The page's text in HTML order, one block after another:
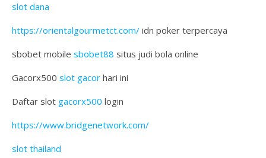
slot dana
https://orientalgourmetct.com/ idn poker terpercaya
sbobet mobile sbobet88 situs judi bola online
Gacorx500 slot gacor hari ini
Daftar slot gacorx500 login
https://www.bridgenetwork.com/
slot thailand